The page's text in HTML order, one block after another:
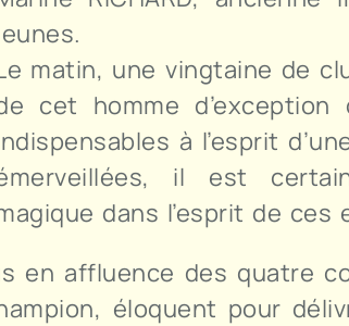
matin, une vingtaine de
cet homme
à l’esprit
il est
dans l’esprit de ces
en affluence des quatre
éloquent pour